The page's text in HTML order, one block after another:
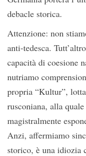
debacle storica.
Attenzione: non
anti-tedesca.
capacità di coesione
nutriamo
propria “Kultur”,
rusconiana, alla
magistralmente
Anzi, affermiamo
storico, è una idiozia